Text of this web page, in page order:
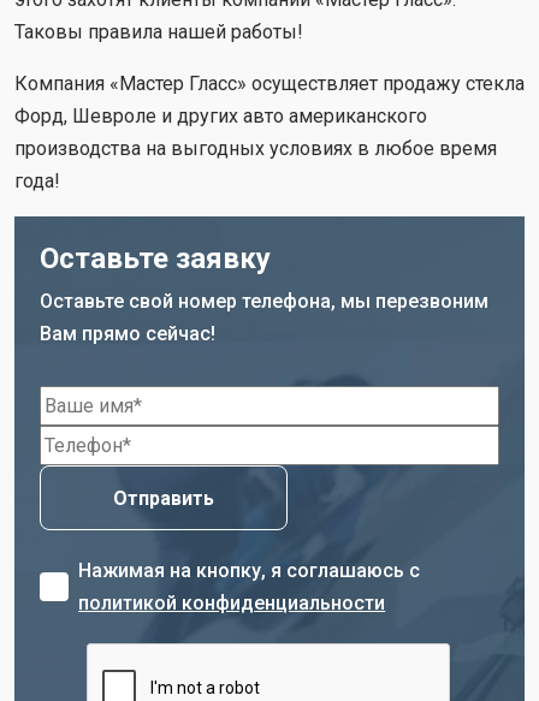
Таковы правила нашей работы!
Компания «Мастер Гласс» осуществляет продажу стекла
Форд, Шевроле и других авто американского
производства на выгодных условиях в любое время
года!
Оставьте заявку
Оставьте свой номер телефона, мы перезвоним
Вам прямо сейчас!
Нажимая на кнопку, я соглашаюсь с
политикой конфиденциальности